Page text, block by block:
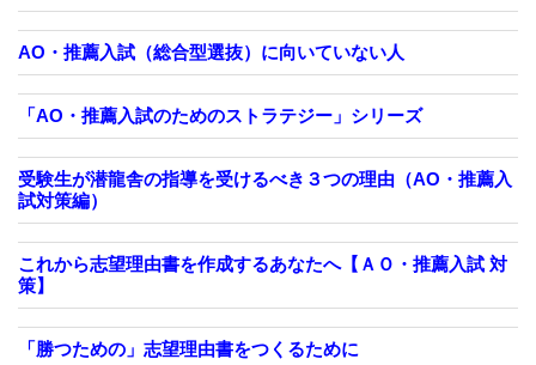
AO・推薦入試（総合型選抜）に向いていない人
「AO・推薦入試のためのストラテジー」シリーズ
受験生が潜龍舎の指導を受けるべき３つの理由（AO・推薦入
試対策編）
これから志望理由書を作成するあなたへ【ＡＯ・推薦入試 対
策】
「勝つための」志望理由書をつくるために